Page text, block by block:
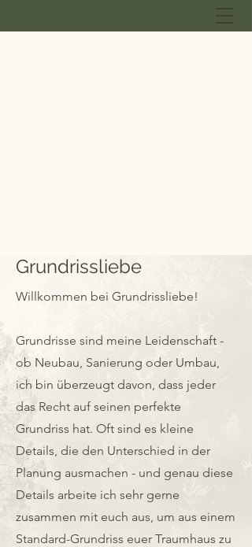
Grundrissliebe
Willkommen bei Grundrissliebe!
Grundrisse sind meine Leidenschaft -
ob Neubau, Sanierung oder Umbau,
ich bin überzeugt davon, dass jeder
das Recht auf seinen perfekte
Grundriss hat. Oft sind es kleine
Details, die den Unterschied in der
Planung ausmachen - und genau diese
Details arbeite ich sehr gerne
zusammen mit euch aus, um aus einem
Standard-Grundriss euer Traumhaus zu